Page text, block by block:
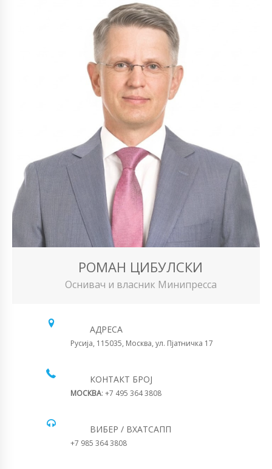
РОМАН ЦИБУЛСКИ
Оснивач и власник Минипресса
АДРЕСА
Русија, 115035, Москва, ул. Пјатничка 17
КОНТАКТ БРОЈ
МОСКВА: +7 495 364 3808
ВИБЕР / ВХАТСАПП
+7 985 364 3808